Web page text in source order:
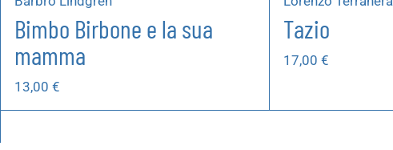
Bimbo Birbone e la sua
mamma
13,00 €
Tazio
17,00 €